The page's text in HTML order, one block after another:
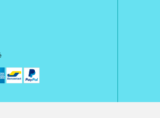
après l’ intervention afin de
de santé afin de contrôler le
le patient.